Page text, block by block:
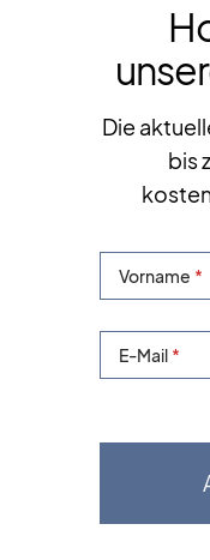
Die
bis
Vorname
E-Mail